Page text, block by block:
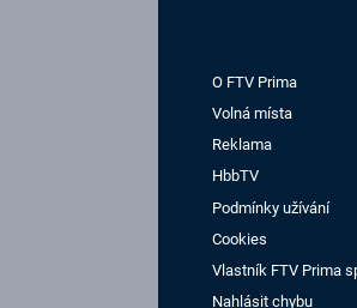
O FTV Prima
Volná místa
Reklama
HbbTV
Podmínky užívání
Cookies
Vlastník FTV Prima
Nahlásit chybu